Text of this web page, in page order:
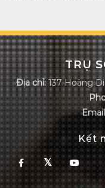
TRỤ
Địa chỉ:137 Hoàng
Kết
𝕏